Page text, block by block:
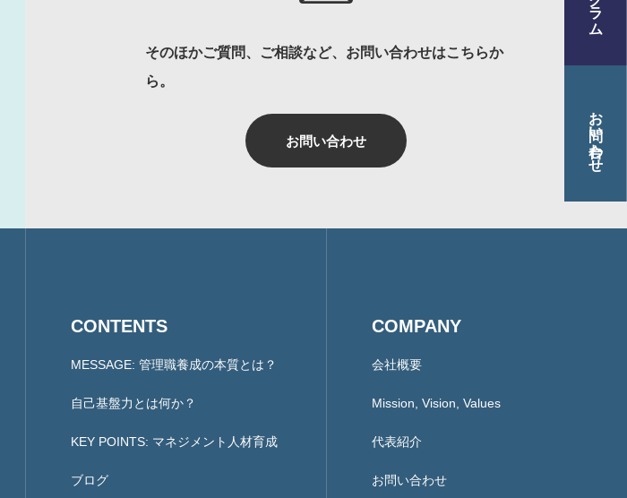
2E Consulting の人材育成について
お問い合わせ
お問い合わせ
そのほかご質問、ご相談など、お問い合わせはこちらか
ら。
CONTENTS
MESSAGE: 管理職養成の本質とは？
自己基盤力とは何か？
KEY POINTS: マネジメント人材育成
ブログ
COMPANY
会社概要
Mission, Vision, Values
代表紹介
お問い合わせ